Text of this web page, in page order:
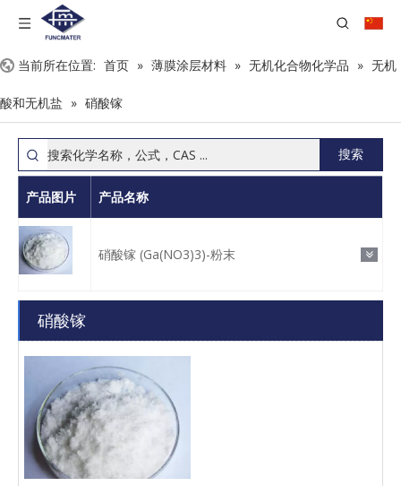
当前所在位置: 首页 » 薄膜涂层材料 » 无机化合物化学品 » 无机
酸和无机盐 » 硝酸镓
搜索
产品图片 产品名称
硝酸镓 (Ga(NO3)3)-粉末
硝酸镓